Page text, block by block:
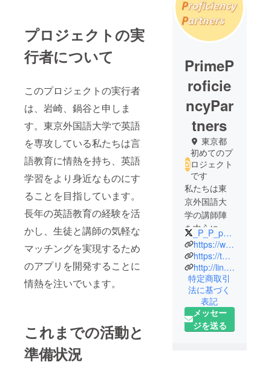
プロジェクトの実
行者について
このプロジェクトの実行者
は、岩崎、鍋谷と申しま
す。東京外国語大学で英語
を専攻している私たちは言
語教育に情熱を持ち、英語
学習をより身近なものにす
ることを目指しています。
長年の英語教育の経験を活
かし、生徒と講師の気軽な
マッチングを実現するため
のアプリを開発することに
情熱を注いでいます。
これまでの活動と
準備状況
PrimeP
roficie
ncyPar
tners
東京都
初めてのプ
ロジェクト
です
私たちは東
京外国語大
学の講師陣
を中心に、
「学びなお
し」の単
発、短期
レッスンを
行っており
ます✨
日常会話か
ら資格取得
_P_P_partners
https://www.instagram.com/prime_proficiency_partners/
https://twitter.com/_P_P_partners
http://lin.ee/ywOlmLt
特定商取引
法に基づく
表記
メッセー
ジを送る